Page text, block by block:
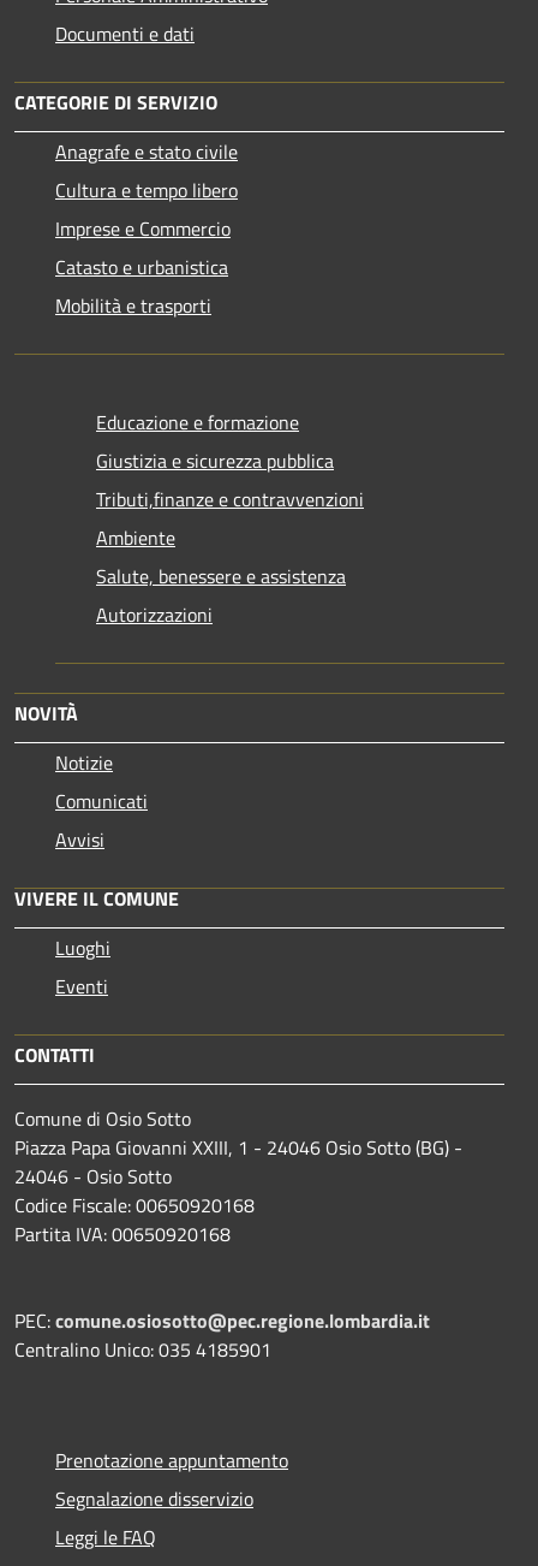
Documenti e dati
CATEGORIE DI SERVIZIO
Anagrafe e stato civile
Cultura e tempo libero
Imprese e Commercio
Catasto e urbanistica
Mobilità e trasporti
Educazione e formazione
Giustizia e sicurezza pubblica
Tributi,finanze e contravvenzioni
Ambiente
Salute, benessere e assistenza
Autorizzazioni
NOVITÀ
Notizie
Comunicati
Avvisi
VIVERE IL COMUNE
Luoghi
Eventi
CONTATTI
Comune di Osio Sotto
Piazza Papa Giovanni XXIII, 1 - 24046 Osio Sotto (BG) -
24046 - Osio Sotto
Codice Fiscale: 00650920168
Partita IVA: 00650920168
PEC:comune.osiosotto@pec.regione.lombardia.it
Centralino Unico: 035 4185901
Prenotazione appuntamento
Segnalazione disservizio
Leggi le FAQ